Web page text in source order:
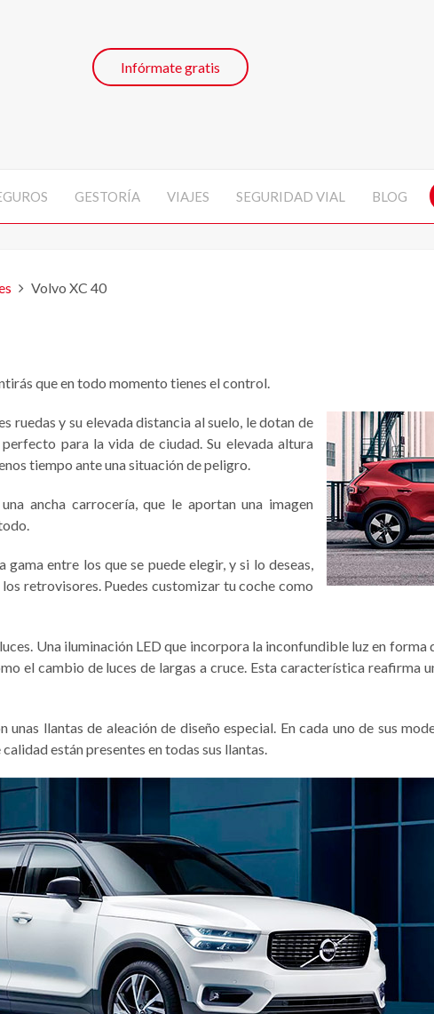
Infórmate gratis
GESTORÍA VIAJES SEGURIDAD VIAL BLOG
Volvo XC 40
que en todo momento tienes el control.
ruedas y su elevada distancia al suelo, le dotan de
para la vida de ciudad. Su elevada altura
tiempo ante una situación de peligro.
ancha carrocería, que le aportan una imagen
gama entre los que se puede elegir, y si lo deseas,
retrovisores. Puedes customizar tu coche como
Una iluminación LED que incorpora la inconfundible luz en forma
el cambio de luces de largas a cruce. Esta característica reafirma
unas llantas de aleación de diseño especial. En cada uno de sus
están presentes en todas sus llantas.